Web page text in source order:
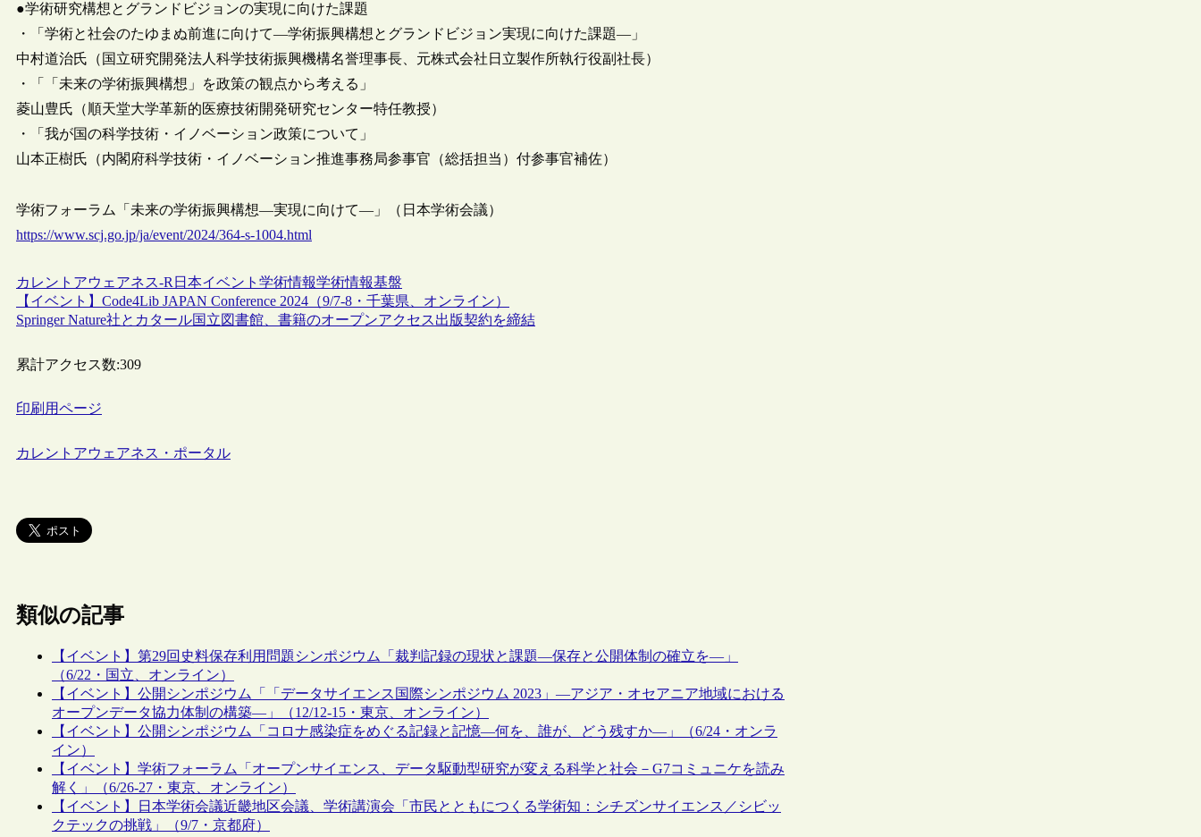
●学術研究構想とグランドビジョンの実現に向けた課題
・「学術と社会のたゆまぬ前進に向けて―学術振興構想とグランドビジョン実現に向けた課題―」
中村道治氏（国立研究開発法人科学技術振興機構名誉理事長、元株式会社日立製作所執行役副社長）
・「「未来の学術振興構想」を政策の観点から考える」
菱山豊氏（順天堂大学革新的医療技術開発研究センター特任教授）
・「我が国の科学技術・イノベーション政策について」
山本正樹氏（内閣府科学技術・イノベーション推進事務局参事官（総括担当）付参事官補佐）
学術フォーラム「未来の学術振興構想―実現に向けて―」（日本学術会議）
https://www.scj.go.jp/ja/event/2024/364-s-1004.html
カレントアウェアネス-R 日本イベント 学術情報学術情報基盤
【イベント】Code4Lib JAPAN Conference 2024（9/7-8・千葉県、オンライン）
Springer Nature社とカタール国立図書館、書籍のオープンアクセス出版契約を締結
累計アクセス数:309
印刷用ページ
カレントアウェアネス・ポータル
類似の記事
【イベント】第29回史料保存利用問題シンポジウム「裁判記録の現状と課題―保存と公開体制の確立を―」
（6/22・国立、オンライン）
【イベント】公開シンポジウム「「データサイエンス国際シンポジウム 2023」―アジア・オセアニア地域における
オープンデータ協力体制の構築―」（12/12-15・東京、オンライン）
【イベント】公開シンポジウム「コロナ感染症をめぐる記録と記憶―何を、誰が、どう残すか―」（6/24・オンラ
イン）
【イベント】学術フォーラム「オープンサイエンス、データ駆動型研究が変える科学と社会－G7コミュニケを読み
解く」（6/26-27・東京、オンライン）
【イベント】日本学術会議近畿地区会議、学術講演会「市民とともにつくる学術知：シチズンサイエンス／シビッ
クテックの挑戦」（9/7・京都府）